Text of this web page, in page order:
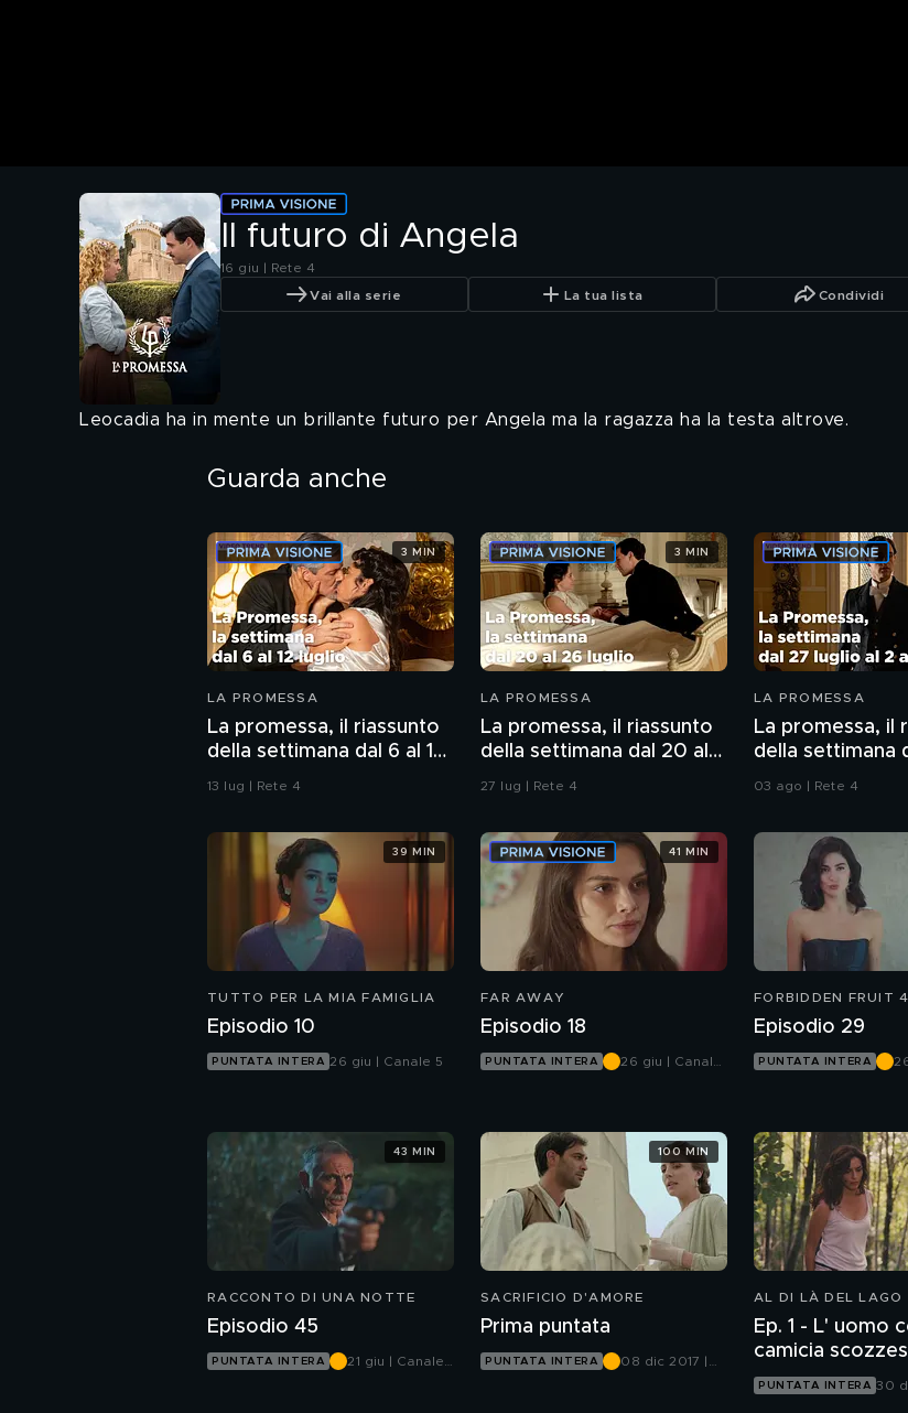
Il futuro di Angela
16 giu | Rete 4
Vai alla serie La tua lista Condividi
Leocadia ha in mente un brillante futuro per Angela ma la ragazza ha la testa altrove.
Guarda anche
LA PROMESSA
La promessa, il riassunto
della settimana dal 6 al 12
luglio
13 lug | Rete 4
3 MIN
LA PROMESSA
La promessa, il riassunto
della settimana dal 20 al
26 luglio
27 lug | Rete 4
3 MIN
LA PROMESSA
La promessa, il
della settimana
luglio al 2 agosto
03 ago | Rete 4
TUTTO PER LA MIA FAMIGLIA
Episodio 10
PUNTATA INTERA 26 giu | Canale 5
39 MIN
FAR AWAY
Episodio 18
PUNTATA INTERA
26 giu | Canale
41 MIN
FORBIDDEN FRUIT 4
Episodio 29
PUNTATA INTERA
RACCONTO DI UNA NOTTE
Episodio 45
PUNTATA INTERA
21 giu | Canale
43 MIN
SACRIFICIO D'AMORE
Prima puntata
PUNTATA INTERA
08 dic 2017 |
100 MIN
AL DI LÀ DEL LAGO
Ep. 1 - L' uomo
PUNTATA INTERA 30